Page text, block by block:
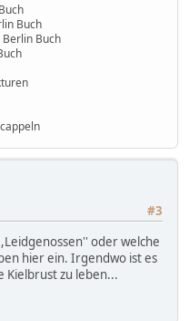
Buch
Buch
#3
oder welche
hier ein. Irgendwo ist es
Kielbrust zu leben...